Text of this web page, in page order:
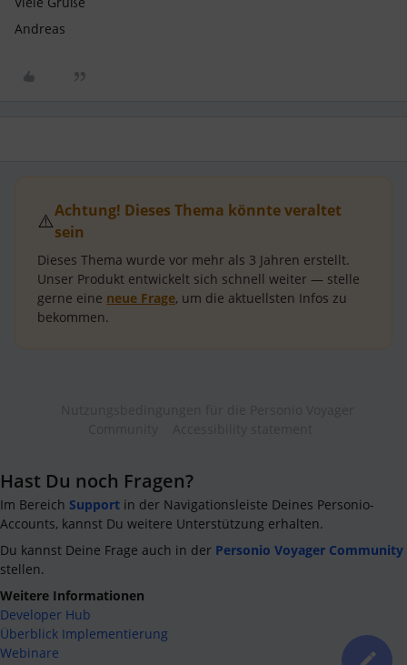
Andreas
⚠️Achtung! Dieses Thema könnte veraltet
sein
Dieses Thema wurde vor mehr als 3 Jahren erstellt.
Unser Produkt entwickelt sich schnell weiter — stelle
gerne eine neue Frage, um die aktuellsten Infos zu
bekommen.
Hast Du noch Fragen?
Im Bereich Support in der Navigationsleiste Deines Personio-
Accounts, kannst Du weitere Unterstützung erhalten.
Du kannst Deine Frage auch in der Personio Voyager Community
stellen.
Weitere Informationen
Developer Hub
Überblick Implementierung
Webinare